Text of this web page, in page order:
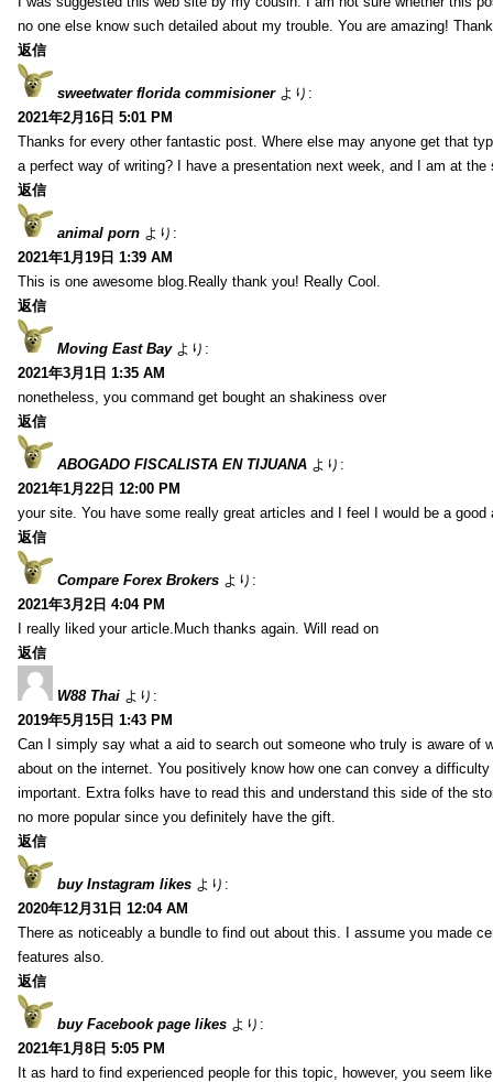
no one else know such detailed about my trouble. You are amazing!
返信
sweetwater florida commisioner より:
2021年2月16日 5:01 PM
Thanks for every other fantastic post. Where else may anyone get that
a perfect way of writing? I have a presentation next week, and I am at the
返信
animal porn より:
2021年1月19日 1:39 AM
This is one awesome blog.Really thank you! Really Cool.
返信
Moving East Bay より:
2021年3月1日 1:35 AM
nonetheless, you command get bought an shakiness over
返信
ABOGADO FISCALISTA EN TIJUANA より:
2021年1月22日 12:00 PM
your site. You have some really great articles and I feel I would be a good
返信
Compare Forex Brokers より:
2021年3月2日 4:04 PM
I really liked your article.Much thanks again. Will read on
返信
W88 Thai より:
2019年5月15日 1:43 PM
Can I simply say what a aid to search out someone who truly is aware of
about on the internet. You positively know how one can convey a
important. Extra folks have to read this and understand this side of the
no more popular since you definitely have the gift.
返信
buy Instagram likes より:
2020年12月31日 12:04 AM
There as noticeably a bundle to find out about this. I assume you made
features also.
返信
buy Facebook page likes より:
2021年1月8日 5:05 PM
It as hard to find experienced people for this topic, however, you seem